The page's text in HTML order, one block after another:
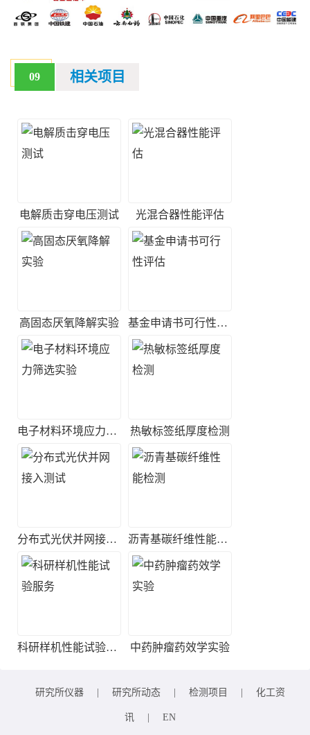
09 相关项目
电解质击穿电压测试 光混合器性能评估
高固态厌氧降解实验 基金申请书可行性评估
电子材料环境应力筛选实验 热敏标签纸厚度检测
分布式光伏并网接入测试 沥青基碳纤维性能检测
科研样机性能试验服务 中药肿瘤药效学实验
研究所仪器 研究所动态 检测项目 化工资
讯 EN